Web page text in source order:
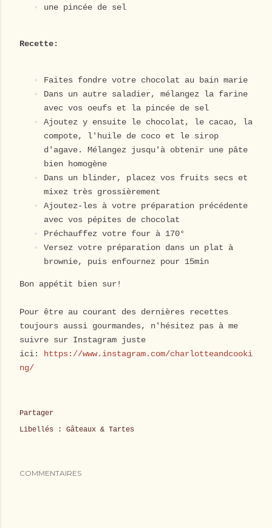
une pincée de sel
Recette:
Faites fondre votre chocolat au bain marie
Dans un autre saladier, mélangez la farine
avec vos oeufs et la pincée de sel
Ajoutez y ensuite le chocolat, le cacao, la
compote, l'huile de coco et le sirop
d'agave. Mélangez jusqu'à obtenir une pâte
bien homogène
Dans un blinder, placez vos fruits secs et
mixez très grossièrement
Ajoutez-les à votre préparation précédente
avec vos pépites de chocolat
Préchauffez votre four à 170°
Versez votre préparation dans un plat à
brownie, puis enfournez pour 15min
Bon appétit bien sur!
Pour être au courant des dernières recettes
toujours aussi gourmandes, n'hésitez pas à me
suivre sur Instagram juste
ici: https://www.instagram.com/charlotteandcooki
ng/
Partager
Libellés :
Gâteaux & Tartes
COMMENTAIRES